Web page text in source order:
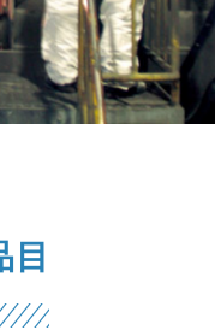
廃油と混ぜ合わ
処理しています。
目